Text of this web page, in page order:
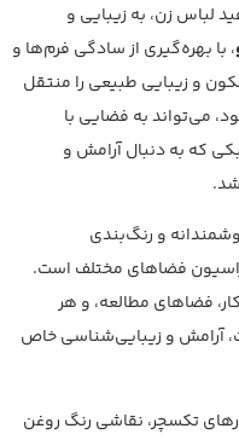
لباس زن، به زیبایی و
، با بهره‌گیری از سادگی فرم‌ها و
و زیبایی طبیعی را منتقل
می‌تواند به فضایی با
که به دنبال آرامش و
و رنگ‌بندی
فضاهای مختلف است.
فضاهای مطالعه، و هر
آرامش و زیبایی‌شناسی خاص
تکسچر، نقاشی رنگ روغن